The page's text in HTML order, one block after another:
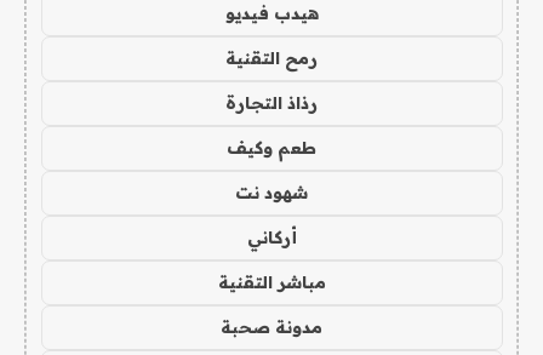
هيدب فيديو
رمح التقنية
رذاذ التجارة
طعم وكيف
شهود نت
أركاني
مباشر التقنية
مدونة صحبة